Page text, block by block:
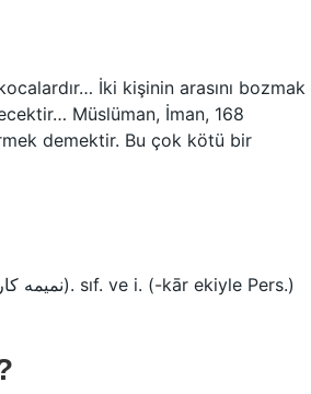
İki kişinin arasını bozmak
Müslüman, İman, 168
demektir. Bu çok kötü bir